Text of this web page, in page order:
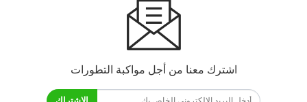
اشترك معنا من أجل مواكبة التطورات